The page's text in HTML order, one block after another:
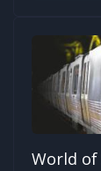
World of